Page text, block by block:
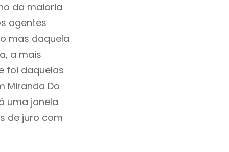
da maioria
agentes
mas daquela
a mais
foi daquelas
Miranda Do
uma janela
de juro com